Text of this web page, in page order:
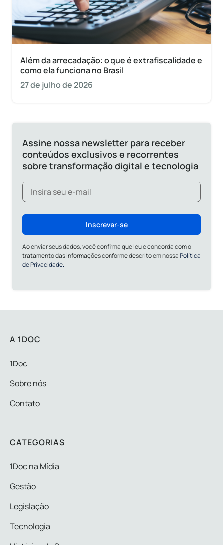
Além da arrecadação: o que é extrafiscalidade e
como ela funciona no Brasil
27 de julho de 2026
Assine nossa newsletter para receber
conteúdos exclusivos e recorrentes
sobre transformação digital e tecnologia
Inscrever-se
Ao enviar seus dados, você confirma que leu e concorda com o
tratamento das informações conforme descrito em nossaPolítica
de Privacidade.
A 1DOC
1Doc
Sobre nós
Contato
CATEGORIAS
1Doc na Mídia
Gestão
Legislação
Tecnologia